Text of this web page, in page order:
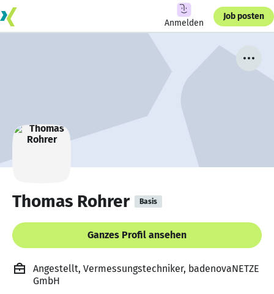
Anmelden
Job posten
Thomas Rohrer Basis
Ganzes Profil ansehen
Angestellt, Vermessungstechniker, badenovaNETZE
GmbH